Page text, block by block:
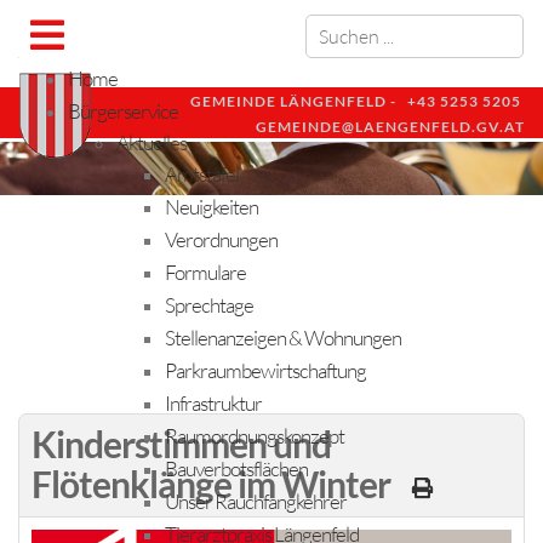
GEMEINDE LÄNGENFELD - +43 5253 5205
GEMEINDE@LAENGENFELD.GV.AT
Home
Bürgerservice
Aktuelles
Amtstafel
Neuigkeiten
Verordnungen
Formulare
Sprechtage
Stellenanzeigen & Wohnungen
Parkraumbewirtschaftung
Infrastruktur
Raumordnungskonzept
Bauverbotsflächen
Unser Rauchfangkehrer
Tierarztpraxis Längenfeld
Kinderstimmen und
Flötenklänge im Winter